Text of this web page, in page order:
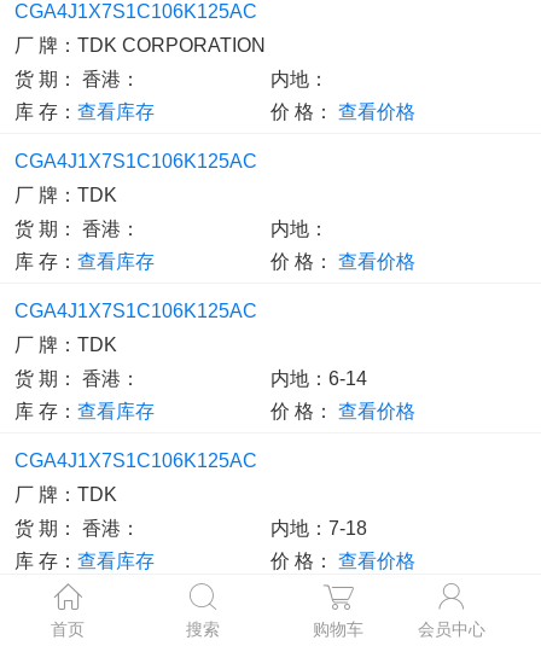
CGA4J1X7S1C106K125AC
厂 牌： TDK CORPORATION
货 期：
香港：
内地：
库 存： 查看库存 价 格： 查看价格
CGA4J1X7S1C106K125AC
厂 牌： TDK
货 期：
香港：
内地：
库 存： 查看库存 价 格： 查看价格
CGA4J1X7S1C106K125AC
厂 牌： TDK
货 期：
香港：
内地：6-14
库 存： 查看库存 价 格： 查看价格
CGA4J1X7S1C106K125AC
厂 牌： TDK
货 期：
香港：
内地：7-18
库 存： 查看库存 价 格： 查看价格
CGA4J1X7S1C106K125AC
首页 搜索 购物车 会员中心